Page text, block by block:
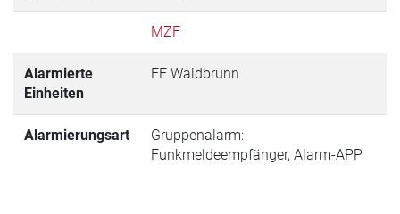
MZF
Alarmierte
Einheiten
FF Waldbrunn
Alarmierungsart
Gruppenalarm:
Funkmeldeempfänger, Alarm-APP